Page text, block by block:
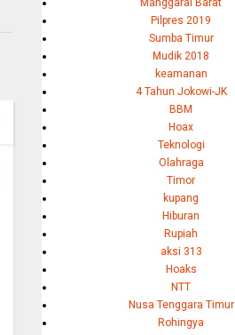
Manggarai Barat
Pilpres 2019
Sumba Timur
Mudik 2018
keamanan
4 Tahun Jokowi-JK
BBM
Hoax
Teknologi
Olahraga
Timor
kupang
Hiburan
Rupiah
aksi 313
Hoaks
NTT
Nusa Tenggara Timur
Rohingya